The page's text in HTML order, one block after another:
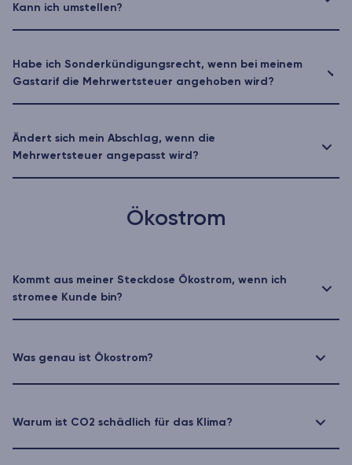
Kann ich umstellen?
Habe ich Sonderkündigungsrecht, wenn bei meinem
Gastarif die Mehrwertsteuer angehoben wird?
Ändert sich mein Abschlag, wenn die
Mehrwertsteuer angepasst wird?
Ökostrom
Kommt aus meiner Steckdose Ökostrom, wenn ich
stromee Kunde bin?
Was genau ist Ökostrom?
Warum ist CO2 schädlich für das Klima?